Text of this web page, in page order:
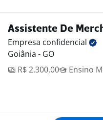
Assistente De
Empresa confidencial
Goiânia - GO
R$ 2.300,00
Ensino